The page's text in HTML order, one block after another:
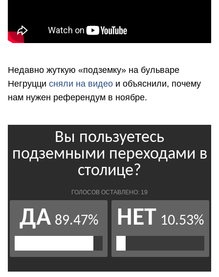
Недавно жуткую «подземку» на бульваре
Негруцци сняли на видео и объяснили, почему
нам нужен референдум в ноябре.